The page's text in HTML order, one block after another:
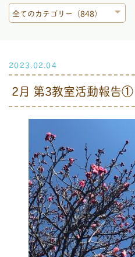
全てのカテゴリー（848）
2023.02.04
2月 第3教室活動報告①